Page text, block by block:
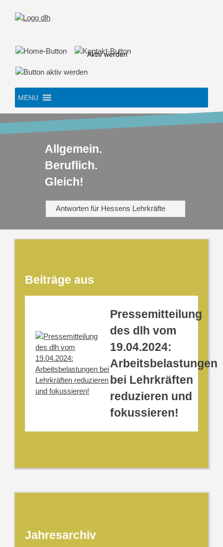
Aktiv werden
MENU
Allgemein.
Beruflich.
Gleich!
Antworten für Hessens Lehrkräfte
Beiträge aus
Pressemitteilung
des dlh vom
19.04.2024:
Arbeitsbelastungen
bei Lehrkräften
reduzieren und
fokussieren!
Jahresarchiv